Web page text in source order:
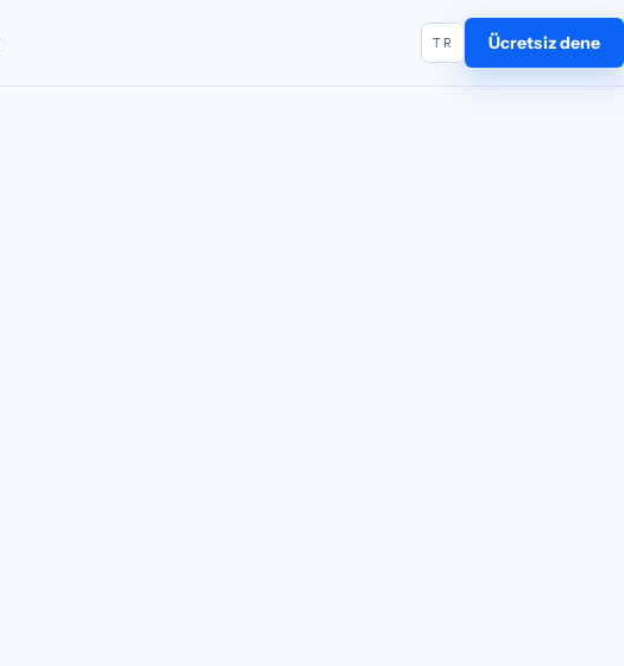
TR Ücretsiz dene